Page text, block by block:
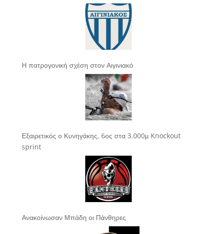
Η πατρογονική σχέση στον Αιγινιακό
Εξαιρετικός ο Κυνηγάκης, 6ος στα 3.000μ Knockout
sprint
Ανακοίνωσαν Μπάδη οι Πάνθηρες